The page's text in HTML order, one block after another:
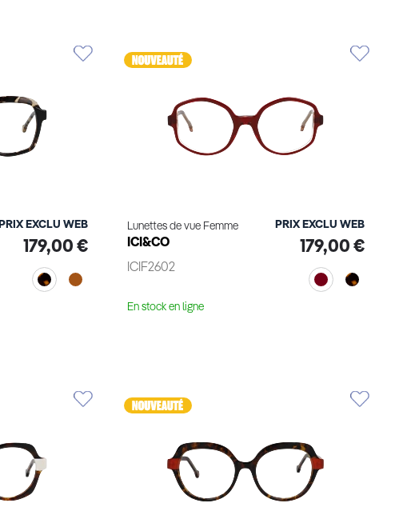
PRIX EXCLU WEB
179,00 €
Lunettes de vue Femme
ICI&CO
ICIF2602
PRIX EXCLU WEB
179,00 €
En stock en ligne